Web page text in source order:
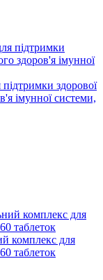
здорової
імунної системи,
комплекс для
таблеток